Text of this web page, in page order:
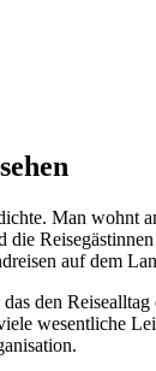
Man wohnt
auf dem
das den
wesentliche